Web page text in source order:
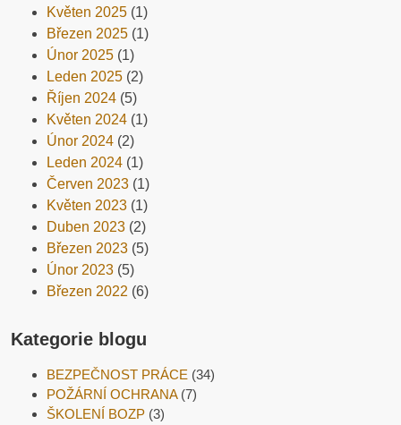
Květen 2025 (1)
Březen 2025 (1)
Únor 2025 (1)
Leden 2025 (2)
Říjen 2024 (5)
Květen 2024 (1)
Únor 2024 (2)
Leden 2024 (1)
Červen 2023 (1)
Květen 2023 (1)
Duben 2023 (2)
Březen 2023 (5)
Únor 2023 (5)
Březen 2022 (6)
Kategorie blogu
BEZPEČNOST PRÁCE (34)
POŽÁRNÍ OCHRANA(7)
ŠKOLENÍ BOZP (3)